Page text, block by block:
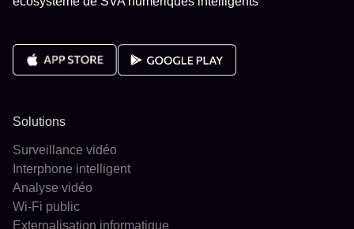
Solutions
Surveillance vidéo
Interphone intelligent
Analyse vidéo
Wi-Fi public
Externalisation informatique